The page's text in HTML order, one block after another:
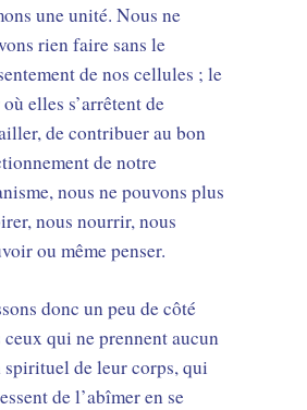
une unité. Nous ne
rien faire sans le
de nos cellules ; le
elles s’arrêtent de
de contribuer au bon
de notre
nous ne pouvons plus
nous nourrir, nous
ou même penser.
donc un peu de côté
ceux qui ne prennent aucun
spirituel de leur corps, qui
de l’abîmer en se